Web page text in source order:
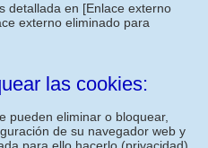
detallada en [Enlace externo
externo eliminado para
las cookies:
pueden eliminar o bloquear,
de su navegador web y